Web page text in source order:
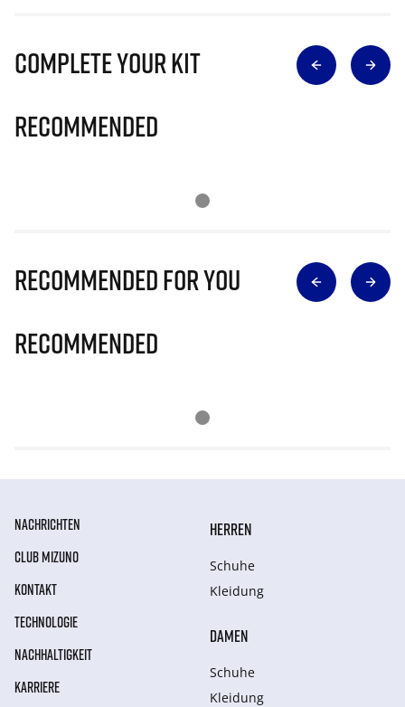
Complete Your Kit
Recommended
Recommended for you
Recommended
NACHRICHTEN
CLUB MIZUNO
KONTAKT
TECHNOLOGIE
NACHHALTIGKEIT
KARRIERE
HERREN
Schuhe
Kleidung
DAMEN
Schuhe
Kleidung